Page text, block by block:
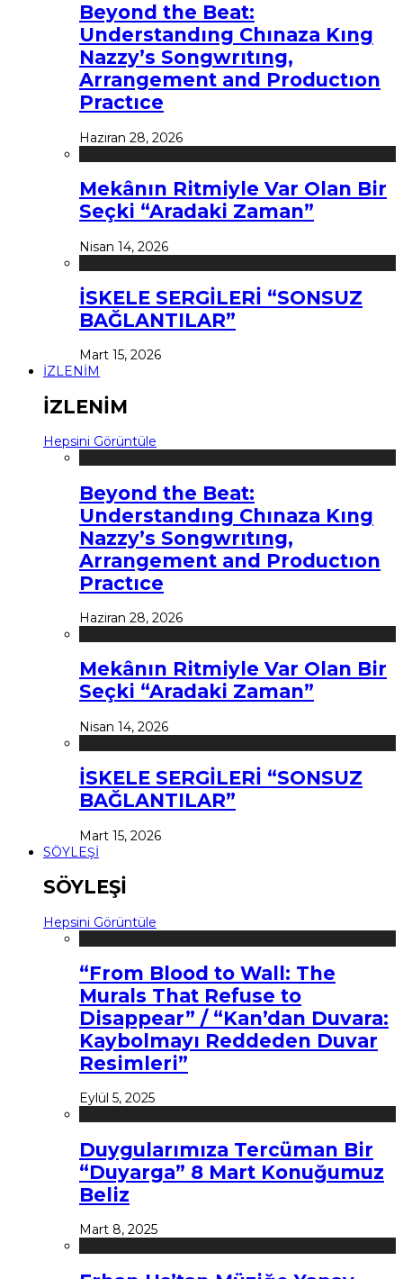
Beyond the Beat:
Understandıng Chınaza Kıng
Nazzy’s Songwrıtıng,
Arrangement and Productıon
Practıce
Haziran 28, 2026
Mekânın Ritmiyle Var Olan Bir
Seçki “Aradaki Zaman”
Nisan 14, 2026
İSKELE SERGİLERİ “SONSUZ
BAĞLANTILAR”
Mart 15, 2026
İZLENİM
İZLENİM
Hepsini Görüntüle
Beyond the Beat:
Understandıng Chınaza Kıng
Nazzy’s Songwrıtıng,
Arrangement and Productıon
Practıce
Haziran 28, 2026
Mekânın Ritmiyle Var Olan Bir
Seçki “Aradaki Zaman”
Nisan 14, 2026
İSKELE SERGİLERİ “SONSUZ
BAĞLANTILAR”
Mart 15, 2026
SÖYLEŞİ
SÖYLEŞİ
Hepsini Görüntüle
“From Blood to Wall: The
Murals That Refuse to
Disappear” / “Kan’dan Duvara:
Kaybolmayı Reddeden Duvar
Resimleri”
Eylül 5, 2025
Duygularımıza Tercüman Bir
“Duyarga” 8 Mart Konuğumuz
Beliz
Mart 8, 2025